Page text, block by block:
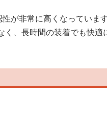
が非常に高くなっていま
、長時間の装着でも快適